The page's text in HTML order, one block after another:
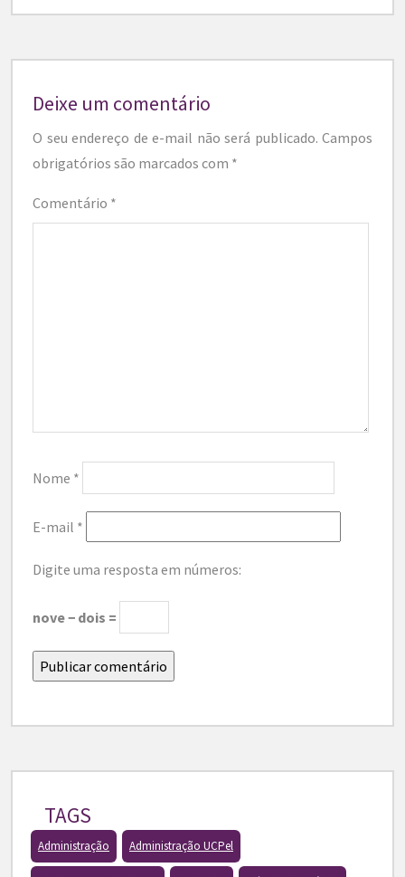
Deixe um comentário
O seu endereço de e-mail não será publicado. Campos
obrigatórios são marcados com *
Comentário *
Nome *
E-mail *
Digite uma resposta em números:
nove − dois =
TAGS
Administração Administração UCPel